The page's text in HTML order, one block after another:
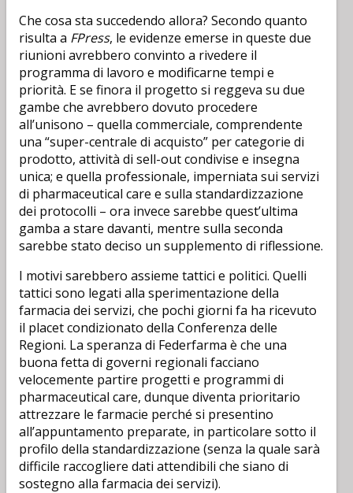
Che cosa sta succedendo allora? Secondo quanto
risulta a FPress, le evidenze emerse in queste due
riunioni avrebbero convinto a rivedere il
programma di lavoro e modificarne tempi e
priorità. E se finora il progetto si reggeva su due
gambe che avrebbero dovuto procedere
all’unisono – quella commerciale, comprendente
una “super-centrale di acquisto” per categorie di
prodotto, attività di sell-out condivise e insegna
unica; e quella professionale, imperniata sui servizi
di pharmaceutical care e sulla standardizzazione
dei protocolli – ora invece sarebbe quest’ultima
gamba a stare davanti, mentre sulla seconda
sarebbe stato deciso un supplemento di riflessione.
I motivi sarebbero assieme tattici e politici. Quelli
tattici sono legati alla sperimentazione della
farmacia dei servizi, che pochi giorni fa ha ricevuto
il placet condizionato della Conferenza delle
Regioni. La speranza di Federfarma è che una
buona fetta di governi regionali facciano
velocemente partire progetti e programmi di
pharmaceutical care, dunque diventa prioritario
attrezzare le farmacie perché si presentino
all’appuntamento preparate, in particolare sotto il
profilo della standardizzazione (senza la quale sarà
difficile raccogliere dati attendibili che siano di
sostegno alla farmacia dei servizi).